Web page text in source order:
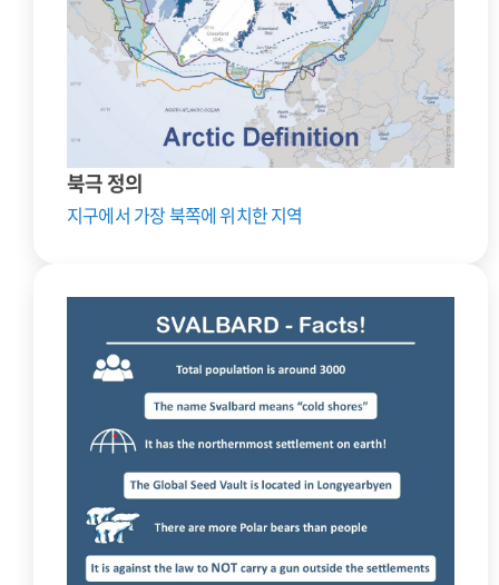
북극 정의
지구에서 가장 북쪽에 위치한 지역